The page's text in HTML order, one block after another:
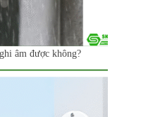
âm được không?